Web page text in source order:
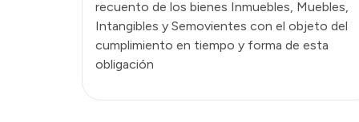
recuento de los bienes Inmuebles, Muebles,
Intangibles y Semovientes con el objeto del
cumplimiento en tiempo y forma de esta
obligación